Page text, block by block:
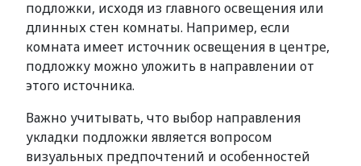
подложки, исходя из главного освещения или
длинных стен комнаты. Например, если
комната имеет источник освещения в центре,
подложку можно уложить в направлении от
этого источника.
Важно учитывать, что выбор направления
укладки подложки является вопросом
визуальных предпочтений и особенностей